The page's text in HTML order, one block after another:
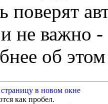
поверят
не важно
об
в новом окне
как пробел.